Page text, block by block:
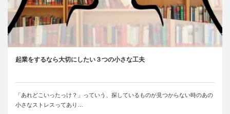
起業をするなら大切にしたい３つの小さな工夫
「あれどこいったっけ？」っていう、探しているものが見つからない時のあの
小さなストレスってあり…